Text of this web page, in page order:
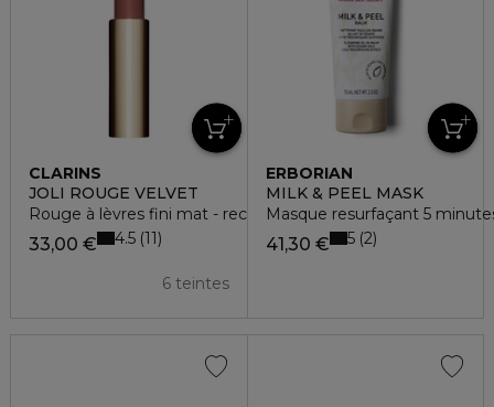
CLARINS
JOLI ROUGE VELVET
Rouge à lèvres fini mat - recharge
33,00 €
6 teintes
4.5 11
ERBORIAN
MILK & PEEL MASK
Masque resurfaçant 5
41,30 € 5 2